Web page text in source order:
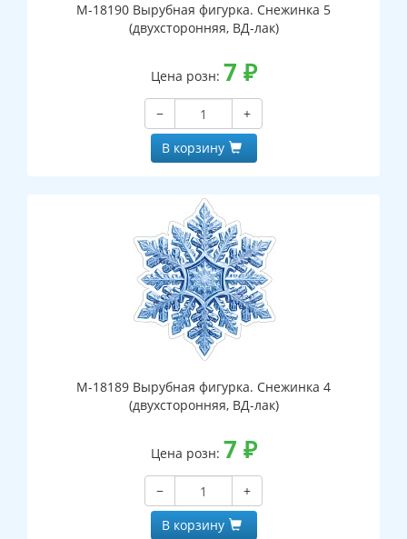
М-18190 Вырубная фигурка. Снежинка 5
(двухсторонняя, ВД-лак)
Цена розн: 7 ₽
−
+
В корзину
М-18189 Вырубная фигурка. Снежинка 4
(двухсторонняя, ВД-лак)
Цена розн: 7 ₽
−
+
В корзину